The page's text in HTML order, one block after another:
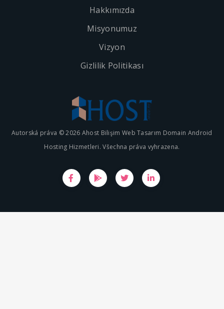
Hakkımızda
Misyonumuz
Vizyon
Gizlilik Politikası
Autorská práva © 2026 Ahost Bilişim Web Tasarım Domain Android
Hosting Hizmetleri. Všechna práva vyhrazena.